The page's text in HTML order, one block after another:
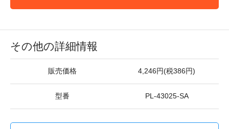
その他の詳細情報
販売価格 4,246円(税386円)
型番 PL-43025-SA